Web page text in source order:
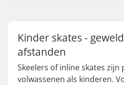
Kinder skates -
afstanden
Skeelers of inline skates
volwassenen als kinderen.